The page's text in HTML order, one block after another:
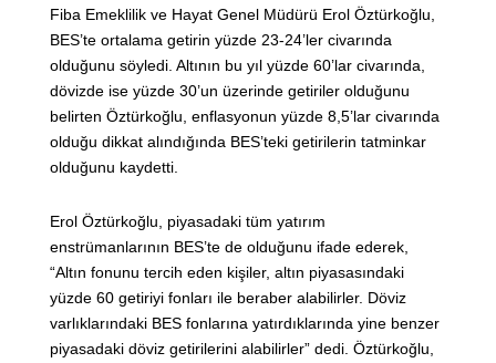
Fiba Emeklilik ve Hayat Genel Müdürü Erol Öztürkoğlu,
BES’te ortalama getirin yüzde 23-24’ler civarında
olduğunu söyledi. Altının bu yıl yüzde 60’lar civarında,
dövizde ise yüzde 30’un üzerinde getiriler olduğunu
belirten Öztürkoğlu, enflasyonun yüzde 8,5’lar civarında
olduğu dikkat alındığında BES’teki getirilerin tatminkar
olduğunu kaydetti.
Erol Öztürkoğlu, piyasadaki tüm yatırım
enstrümanlarının BES’te de olduğunu ifade ederek,
“Altın fonunu tercih eden kişiler, altın piyasasındaki
yüzde 60 getiriyi fonları ile beraber alabilirler. Döviz
varlıklarındaki BES fonlarına yatırdıklarında yine benzer
piyasadaki döviz getirilerini alabilirler” dedi. Öztürkoğlu,